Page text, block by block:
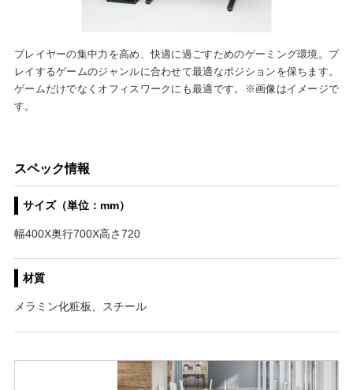
プレイヤーの集中力を高め、快適に過ごすためのゲーミング環境。プ
レイするゲームのジャンルに合わせて最適なポジションを保ちます。
ゲームだけでなくオフィスワークにも最適です。※画像はイメージで
す。
スペック情報
サイズ（単位：mm）
幅400X奥行700X高さ720
材質
メラミン化粧板、スチール